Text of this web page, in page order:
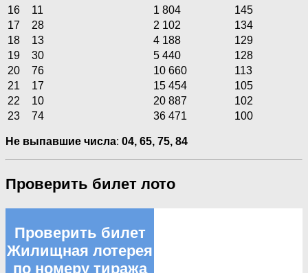
16
11 1 804
145
17
28 2 102
134
18
13 4 188
129
19
30 5 440
128
20
76 10 660
113
21
17 15 454
105
22
10 20 887
102
23
74 36 471 100
Не выпавшие числа: 04, 65, 75, 84
Проверить билет лото
Проверить билет
Жилищная лотерея
по номеру тиража